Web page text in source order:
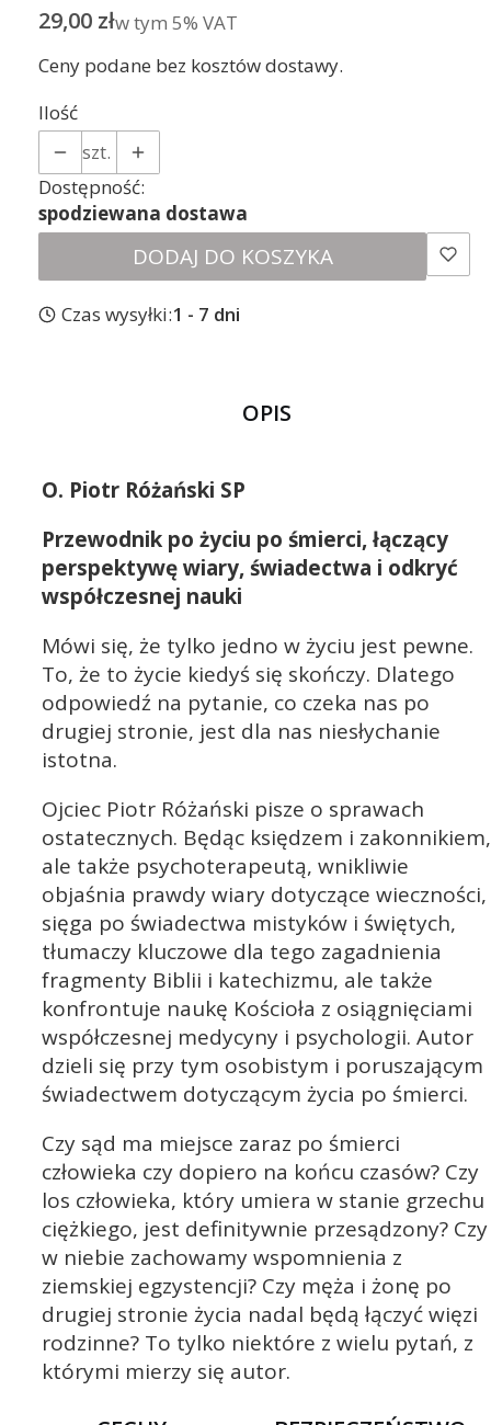
Cena
29,00 złw tym 5% VAT
w tym 5% VAT
Ceny podane bez kosztów dostawy.
Ilość
szt.
Dostępność:
spodziewana dostawa
DODAJ DO KOSZYKA
Czas wysyłki:1 - 7 dni
OPIS
O. Piotr Różański SP
Przewodnik po życiu po śmierci, łączący
perspektywę wiary, świadectwa i odkryć
współczesnej nauki
Mówi się, że tylko jedno w życiu jest pewne.
To, że to życie kiedyś się skończy. Dlatego
odpowiedź na pytanie, co czeka nas po
drugiej stronie, jest dla nas niesłychanie
istotna.
Ojciec Piotr Różański pisze o sprawach
ostatecznych. Będąc księdzem i zakonnikiem,
ale także psychoterapeutą, wnikliwie
objaśnia prawdy wiary dotyczące wieczności,
sięga po świadectwa mistyków i świętych,
tłumaczy kluczowe dla tego zagadnienia
fragmenty Biblii i katechizmu, ale także
konfrontuje naukę Kościoła z osiągnięciami
współczesnej medycyny i psychologii. Autor
dzieli się przy tym osobistym i poruszającym
świadectwem dotyczącym życia po śmierci.
Czy sąd ma miejsce zaraz po śmierci
człowieka czy dopiero na końcu czasów? Czy
los człowieka, który umiera w stanie grzechu
ciężkiego, jest definitywnie przesądzony? Czy
w niebie zachowamy wspomnienia z
ziemskiej egzystencji? Czy męża i żonę po
drugiej stronie życia nadal będą łączyć więzi
rodzinne? To tylko niektóre z wielu pytań, z
którymi mierzy się autor.